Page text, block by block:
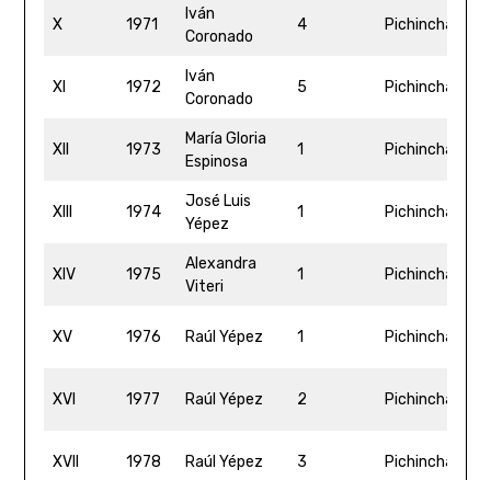
X 1971
Iván
Coronado
4 Pichincha
XI 1972
Iván
Coronado
5 Pichincha
XII 1973
María Gloria
Espinosa
1 Pichincha
XIII 1974
José Luis
Yépez
1 Pichincha
XIV 1975
Alexandra
Viteri
1 Pichincha
XV 1976 Raúl Yépez 1 Pichincha
XVI 1977 Raúl Yépez 2 Pichincha
XVII 1978 Raúl Yépez 3 Pichincha